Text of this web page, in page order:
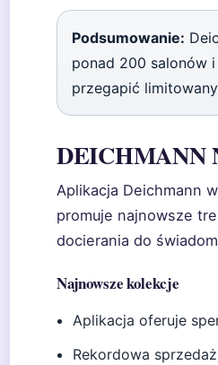
Podsumowanie:
ponad 200 salonów
przegapić
DEICHMANN
Aplikacja Deichmann
promuje najnowsze
docierania do
Najnowsze kolekcje
Aplikacja oferuje
Rekordowa